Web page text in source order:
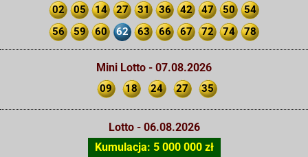
02 05 14 27 31 36 42 47 50
54
56
59 60 62 63 66 67 72 74 78
Mini Lotto - 07.08.2026
09 18 24 27 35
Lotto - 06.08.2026
Kumulacja: 5 000 000 zł